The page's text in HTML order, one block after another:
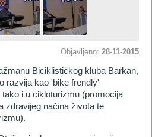
Objavljeno: 28-11-2015
Biciklističkog kluba Barkan,
razvija kao 'bike frendly'
i u cikloturizmu (promocija
zdravijeg načina života te